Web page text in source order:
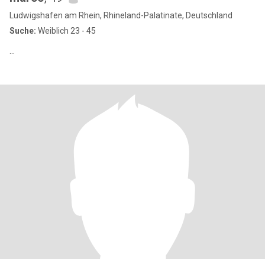
Ludwigshafen am Rhein, Rhineland-Palatinate, Deutschland
Suche: Weiblich 23 - 45